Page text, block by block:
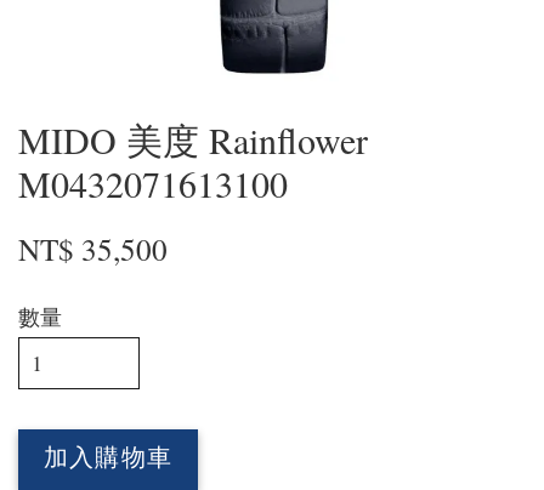
MIDO 美度 Rainflower
M0432071613100
NT$ 35,500
數量
加入購物車